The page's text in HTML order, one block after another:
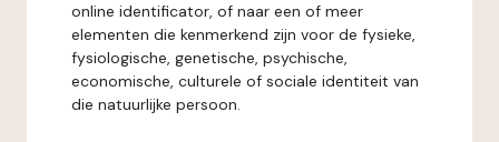
online identificator, of naar een of meer
elementen die kenmerkend zijn voor de fysieke,
fysiologische, genetische, psychische,
economische, culturele of sociale identiteit van
die natuurlijke persoon.